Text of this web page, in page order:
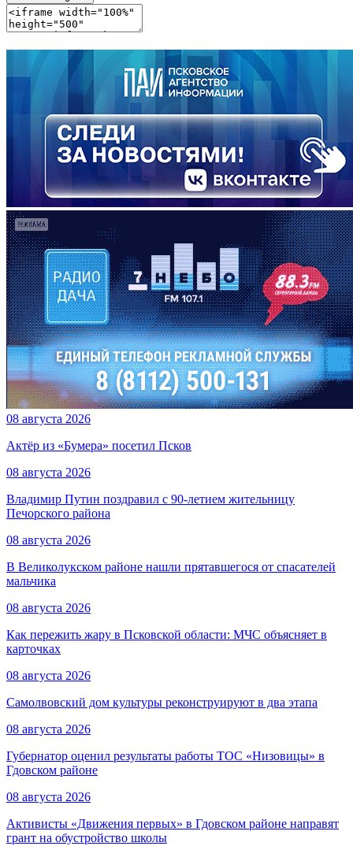
08 августа 2026
Актёр из «Бумера» посетил Псков
08 августа 2026
Владимир Путин поздравил с 90-летием жительницу
Печорского района
08 августа 2026
В Великолукском районе нашли прятавшегося от спасателей
мальчика
08 августа 2026
Как пережить жару в Псковской области: МЧС объясняет в
карточках
08 августа 2026
Самолвовский дом культуры реконструируют в два этапа
08 августа 2026
Губернатор оценил результаты работы ТОС «Низовицы» в
Гдовском районе
08 августа 2026
Активисты «Движения первых» в Гдовском районе направят
грант на обустройство школы